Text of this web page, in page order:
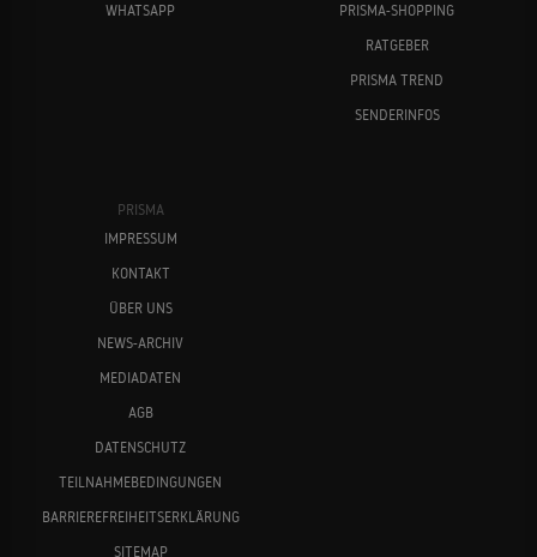
WHATSAPP
PRISMA-SHOPPING
RATGEBER
PRISMA TREND
SENDERINFOS
PRISMA
IMPRESSUM
KONTAKT
ÜBER UNS
NEWS-ARCHIV
MEDIADATEN
AGB
DATENSCHUTZ
TEILNAHMEBEDINGUNGEN
BARRIEREFREIHEITSERKLÄRUNG
SITEMAP